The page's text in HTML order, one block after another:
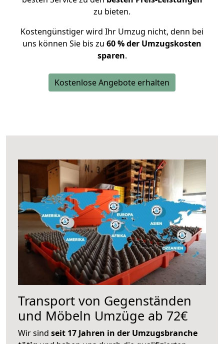
zu bieten.
Kostengünstiger wird Ihr Umzug nicht, denn bei
uns können Sie bis zu 60 % der Umzugskosten
sparen.
Kostenlose Angebote erhalten
Transport von Gegenständen
und Möbeln Umzüge ab 72€
Wir sind seit 17 Jahren in der Umzugsbranche